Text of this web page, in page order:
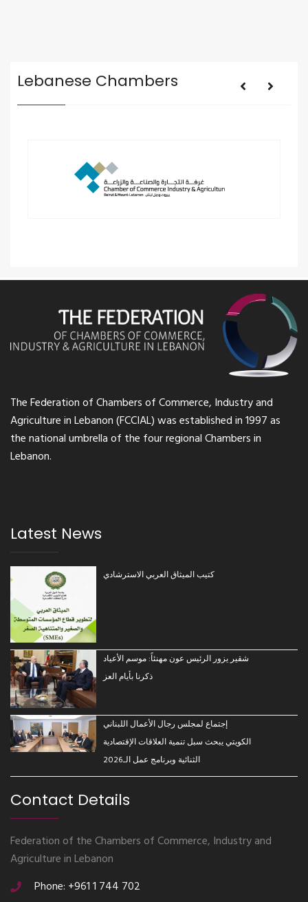
Lebanese Chambers
The Federation of Chambers of Commerce, Industry and
Agriculture in Lebanon (FCCIAL) was established in 1997 as
the national umbrella of the four regional Chambers in
Lebanon.
Latest News
كتيب الميثاق العربي الاسترشادي
شقير يزور الرئيس عون مهنئاً: موسم الأعياد
ذكرنا بأيام العز
إجتماع لمجلس رجال الأعمال اللبناني
الكويتي يبحث سبل تنمية العلاقات الإقتصادية
الثنائية وبرنامج عمل الـ2026
Contact Details
Federation of the Chambers of Commerce, Industry and
Agriculture in Lebanon
Phone: +961 1 744 702